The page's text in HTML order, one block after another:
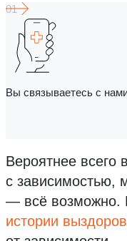
Вы связываетесь с
Вероятнее всего
с зависимостью,
— всё возможно.
истории